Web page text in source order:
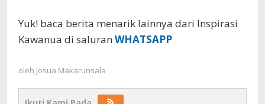
Yuk! baca berita menarik lainnya dari Inspirasi
Kawanua di saluran WHATSAPP
oleh Josua Makarunsala